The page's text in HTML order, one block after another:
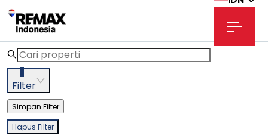
3
Filter
Simpan Filter
Hapus Filter